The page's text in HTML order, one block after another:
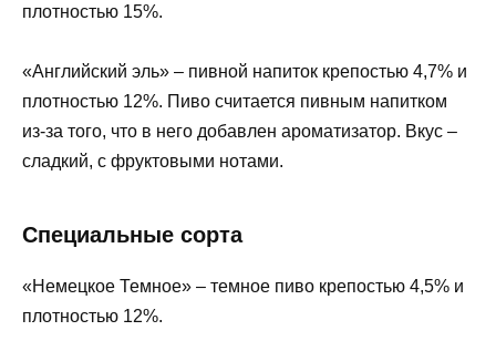
плотностью 15%.
«Английский эль» – пивной напиток крепостью 4,7% и
плотностью 12%. Пиво считается пивным напитком
из-за того, что в него добавлен ароматизатор. Вкус –
сладкий, с фруктовыми нотами.
Специальные сорта
«Немецкое Темное» – темное пиво крепостью 4,5% и
плотностью 12%.